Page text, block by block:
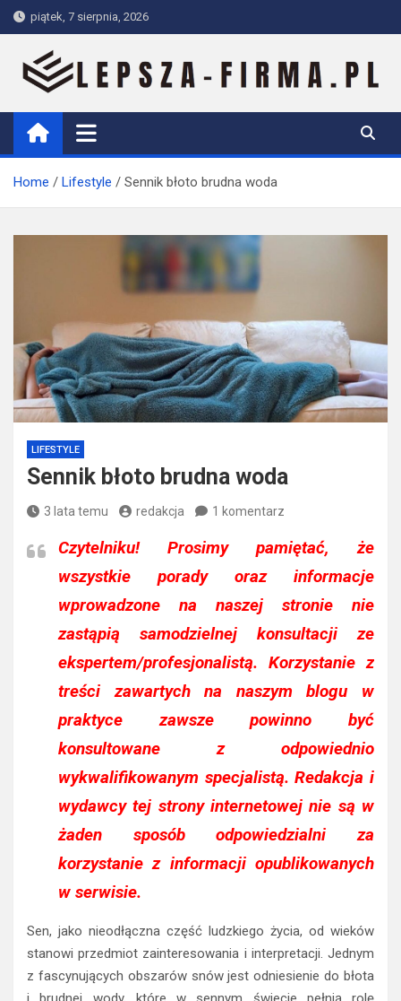
Skip
to
content
piątek, 7 sierpnia, 2026
Lepsza-firma.pl
Home Lifestyle Sennik błoto brudna woda
LIFESTYLE
Sennik błoto brudna woda
3 lata temu redakcja 1 komentarz
Czytelniku!Prosimy pamiętać, że
wszystkie porady oraz informacje
wprowadzone na naszej stronie nie
zastąpią samodzielnej konsultacji ze
ekspertem/profesjonalistą. Korzystanie z
treści zawartych na naszym blogu w
praktyce zawsze powinno być
konsultowane z odpowiednio
wykwalifikowanym specjalistą. Redakcja i
wydawcy tej strony internetowej nie są w
żaden sposób odpowiedzialni za
korzystanie z informacji opublikowanych
w serwisie.
Sen, jako nieodłączna część ludzkiego życia, od wieków
stanowi przedmiot zainteresowania i interpretacji. Jednym
z fascynujących obszarów snów jest odniesienie do błota